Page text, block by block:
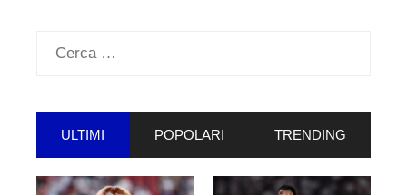
Ricerca
ULTIMI POPOLARI TRENDING